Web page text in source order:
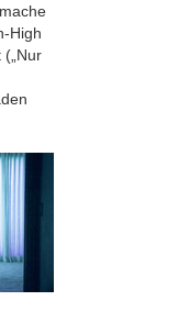
High
(„Nur